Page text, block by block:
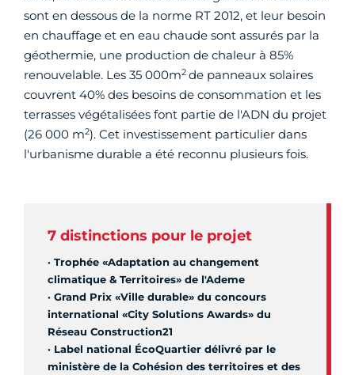
sont en dessous de la norme RT 2012, et leur besoin
en chauffage et en eau chaude sont assurés par la
géothermie, une production de chaleur à 85%
renouvelable. Les 35 000m2 de panneaux solaires
couvrent 40% des besoins de consommation et les
terrasses végétalisées font partie de l'ADN du projet
(26 000 m2). Cet investissement particulier dans
l'urbanisme durable a été reconnu plusieurs fois.
7 distinctions pour le projet
· Trophée «Adaptation au changement
climatique & Territoires» de l'Ademe
· Grand Prix «Ville durable» du concours
international «City Solutions Awards» du
Réseau Construction21
· Label national ÉcoQuartier délivré par le
ministère de la Cohésion des territoires et des